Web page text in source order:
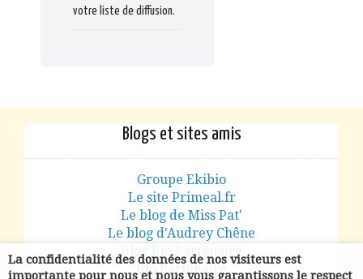
votre liste de diffusion.
Blogs et sites amis
Groupe Ekibio
Le site Primeal.fr
Le blog de Miss Pat'
Le blog d'Audrey Chêne
Blog Bio Partenaire
Bio Partenaire
La confidentialité des données de nos visiteurs est
importante pour nous et nous vous garantissons le respect